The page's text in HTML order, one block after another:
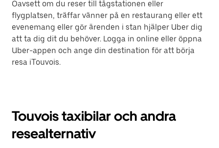
Oavsett om du reser till tågstationen eller
flygplatsen, träffar vänner på en restaurang eller ett
evenemang eller gör ärenden i stan hjälper Uber dig
att ta dig dit du behöver. Logga in online eller öppna
Uber-appen och ange din destination för att börja
resa iTouvois.
Touvois taxibilar och andra
resealternativ